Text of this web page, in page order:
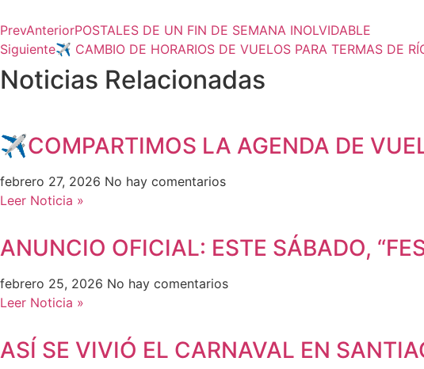
PrevAnteriorPOSTALES DE UN FIN DE SEMANA INOLVIDABLE
Siguiente✈ CAMBIO DE HORARIOS DE VUELOS PARA TERMAS DE
Noticias Relacionadas
✈️COMPARTIMOS LA AGENDA DE
febrero 27, 2026 No hay comentarios
Leer Noticia »
ANUNCIO OFICIAL: ESTE SÁBADO,
febrero 25, 2026 No hay comentarios
Leer Noticia »
ASÍ SE VIVIÓ EL CARNAVAL EN